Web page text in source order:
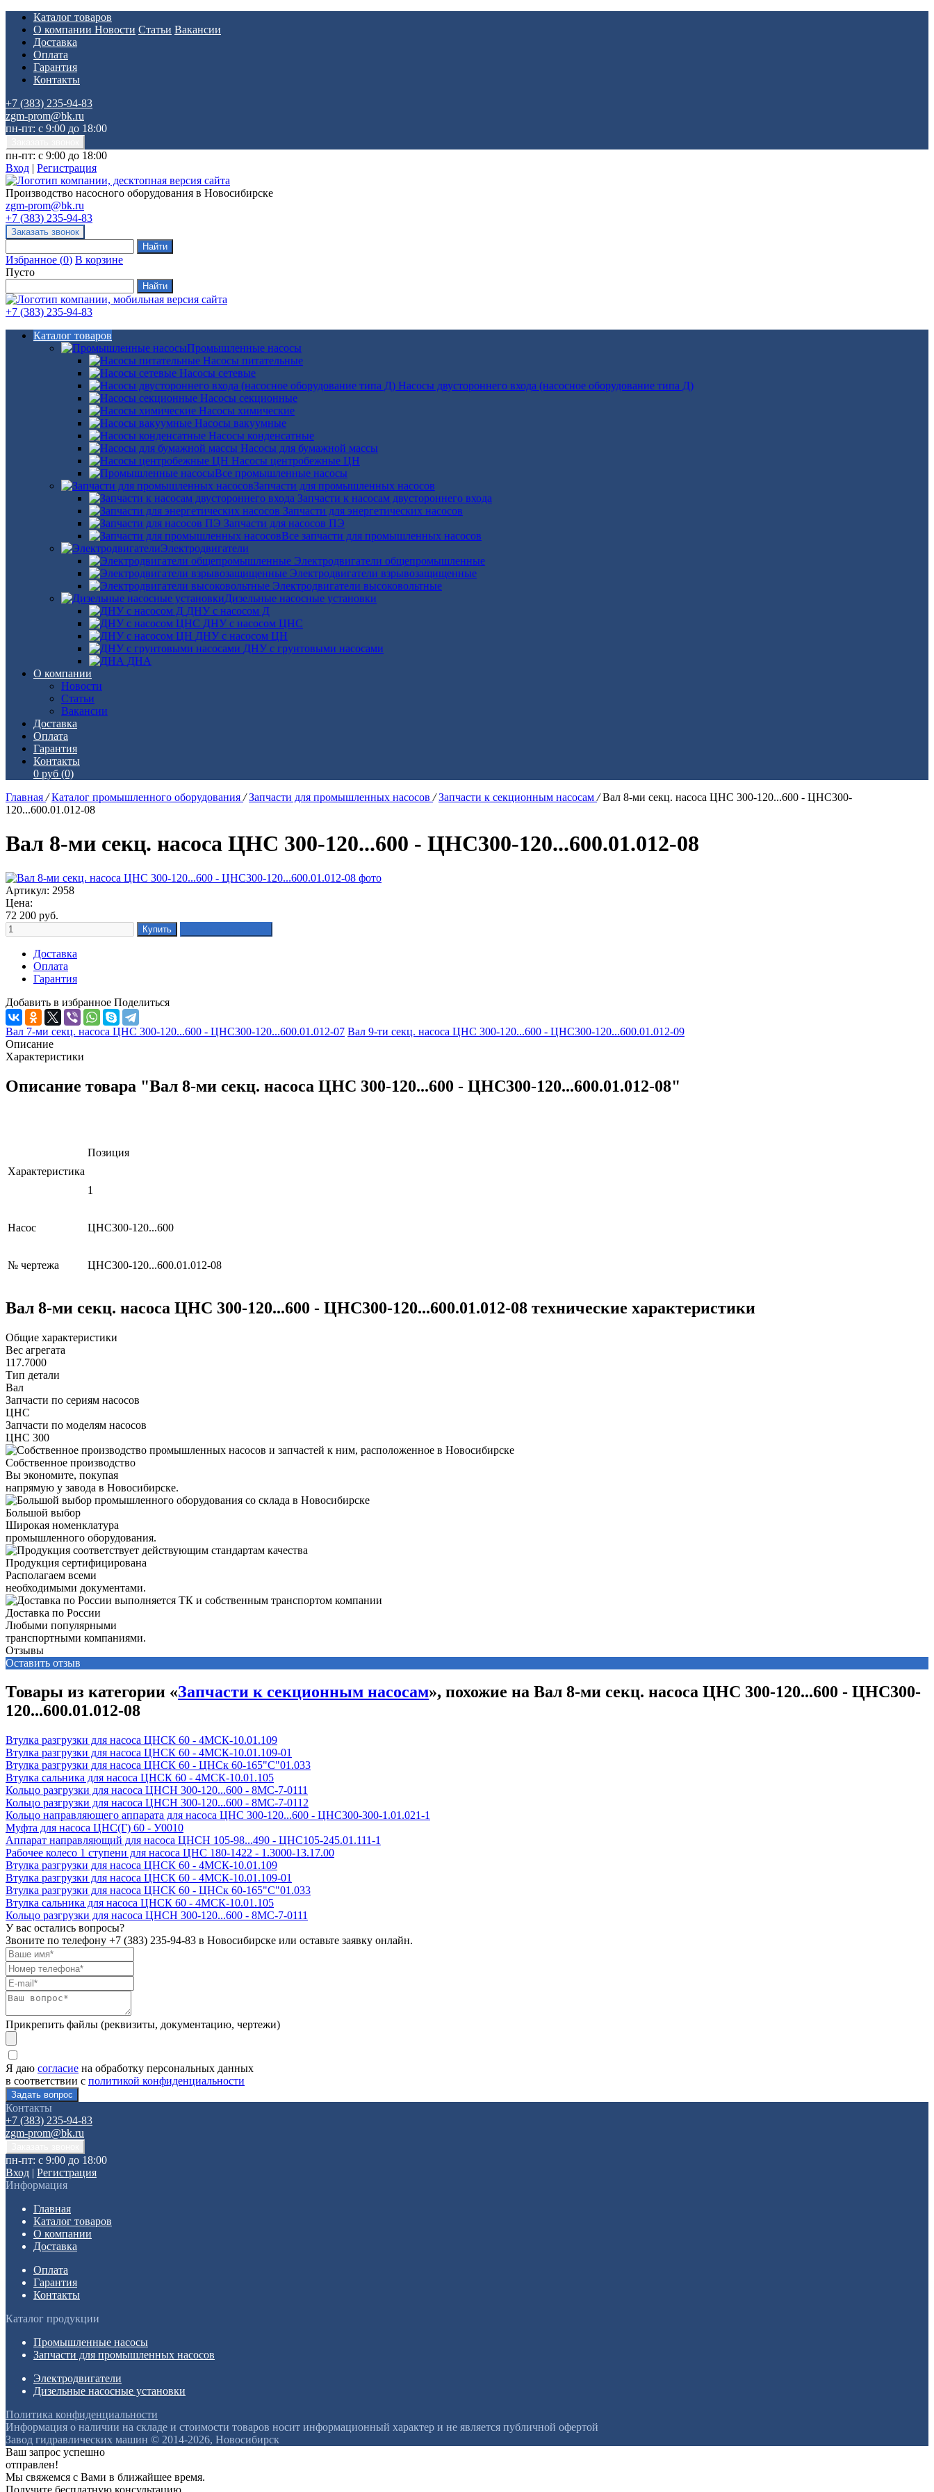
Каталог товаров
О компании Новости Статьи Вакансии
Доставка
Оплата
Гарантия
Контакты
+7 (383) 235-94-83
zgm-prom@bk.ru
пн-пт: с 9:00 до 18:00
пн-пт: с 9:00 до 18:00
Вход | Регистрация
Производство насосного оборудования в Новосибирске
zgm-prom@bk.ru
+7 (383) 235-94-83
Избранное (0) В корзине
Пусто
+7 (383) 235-94-83
Каталог товаров
Промышленные насосы
Насосы питательные
Насосы сетевые
Насосы двустороннего входа (насосное оборудование типа Д)
Насосы секционные
Насосы химические
Насосы вакуумные
Насосы конденсатные
Насосы для бумажной массы
Насосы центробежные ЦН
Все промышленные насосы
Запчасти для промышленных насосов
Запчасти к насосам двустороннего входа
Запчасти для энергетических насосов
Запчасти для насосов ПЭ
Все запчасти для промышленных насосов
Электродвигатели
Электродвигатели общепромышленные
Электродвигатели взрывозащищенные
Электродвигатели высоковольтные
Дизельные насосные установки
ДНУ с насосом Д
ДНУ с насосом ЦНС
ДНУ с насосом ЦН
ДНУ с грунтовыми насосами
ДНА
О компании
Новости
Статьи
Вакансии
Доставка
Оплата
Гарантия
Контакты
0 руб (0)
Главная / Каталог промышленного оборудования / Запчасти для промышленных насосов / Запчасти к секционным насосам / Вал 8-ми секц. насоса ЦНС 300-120...600 - ЦНС300-
120...600.01.012-08
Вал 8-ми секц. насоса ЦНС 300-120...600 - ЦНС300-120...600.01.012-08
Артикул: 2958
Цена:
72 200 руб.
Доставка
Оплата
Гарантия
Добавить в избранное Поделиться
Вал 7-ми секц. насоса ЦНС 300-120...600 - ЦНС300-120...600.01.012-07 Вал 9-ти секц. насоса ЦНС 300-120...600 - ЦНС300-120...600.01.012-09
Описание
Характеристики
Описание товара "Вал 8-ми секц. насоса ЦНС 300-120...600 - ЦНС300-120...600.01.012-08"
Характеристика
Позиция
1
Насос ЦНС300-120...600
№ чертежа ЦНС300-120...600.01.012-08
Вал 8-ми секц. насоса ЦНС 300-120...600 - ЦНС300-120...600.01.012-08 технические характеристики
Общие характеристики
Вес агрегата
117.7000
Тип детали
Вал
Запчасти по сериям насосов
ЦНС
Запчасти по моделям насосов
ЦНС 300
Собственное производство
Вы экономите, покупая
напрямую у завода в Новосибирске.
Большой выбор
Широкая номенклатура
промышленного оборудования.
Продукция сертифицирована
Располагаем всеми
необходимыми документами.
Доставка по России
Любыми популярными
транспортными компаниями.
Отзывы
Оставить отзыв
Товары из категории «Запчасти к секционным насосам», похожие на Вал 8-ми секц. насоса ЦНС 300-120...600 - ЦНС300-
120...600.01.012-08
Втулка разгрузки для насоса ЦНСК 60 - 4МСК-10.01.109
Втулка разгрузки для насоса ЦНСК 60 - 4МСК-10.01.109-01
Втулка разгрузки для насоса ЦНСК 60 - ЦНСк 60-165"С"01.033
Втулка сальника для насоса ЦНСК 60 - 4МСК-10.01.105
Кольцо разгрузки для насоса ЦНСН 300-120...600 - 8МС-7-0111
Кольцо разгрузки для насоса ЦНСН 300-120...600 - 8МС-7-0112
Кольцо направляющего аппарата для насоса ЦНС 300-120...600 - ЦНС300-300-1.01.021-1
Муфта для насоса ЦНС(Г) 60 - У0010
Аппарат направляющий для насоса ЦНСН 105-98...490 - ЦНС105-245.01.111-1
Рабочее колесо 1 ступени для насоса ЦНС 180-1422 - 1.3000-13.17.00
Втулка разгрузки для насоса ЦНСК 60 - 4МСК-10.01.109
Втулка разгрузки для насоса ЦНСК 60 - 4МСК-10.01.109-01
Втулка разгрузки для насоса ЦНСК 60 - ЦНСк 60-165"С"01.033
Втулка сальника для насоса ЦНСК 60 - 4МСК-10.01.105
Кольцо разгрузки для насоса ЦНСН 300-120...600 - 8МС-7-0111
У вас остались вопросы?
Звоните по телефону +7 (383) 235-94-83 в Новосибирске или оставьте заявку онлайн.
Прикрепить файлы (реквизиты, документацию, чертежи)
Я даю согласие на обработку персональных данных
в соответствии с политикой конфиденциальности
Контакты
+7 (383) 235-94-83
zgm-prom@bk.ru
пн-пт: с 9:00 до 18:00
Вход | Регистрация
Информация
Главная
Каталог товаров
О компании
Доставка
Оплата
Гарантия
Контакты
Каталог продукции
Промышленные насосы
Запчасти для промышленных насосов
Электродвигатели
Дизельные насосные установки
Политика конфиденциальности
Информация о наличии на складе и стоимости товаров носит информационный характер и не является публичной офертой
Завод гидравлических машин © 2014-2026, Новосибирск
Ваш запрос успешно
отправлен!
Мы свяжемся с Вами в ближайшее время.